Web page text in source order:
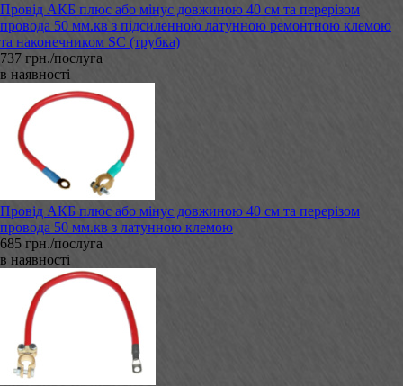
Провід АКБ плюс або мінус довжиною 40 см та перерізом
провода 50 мм.кв з підсиленною латунною ремонтною клемою
та наконечником SC (трубка)
737 грн./послуга
в наявності
Провід АКБ плюс або мінус довжиною 40 см та перерізом
провода 50 мм.кв з латунною клемою
685 грн./послуга
в наявності